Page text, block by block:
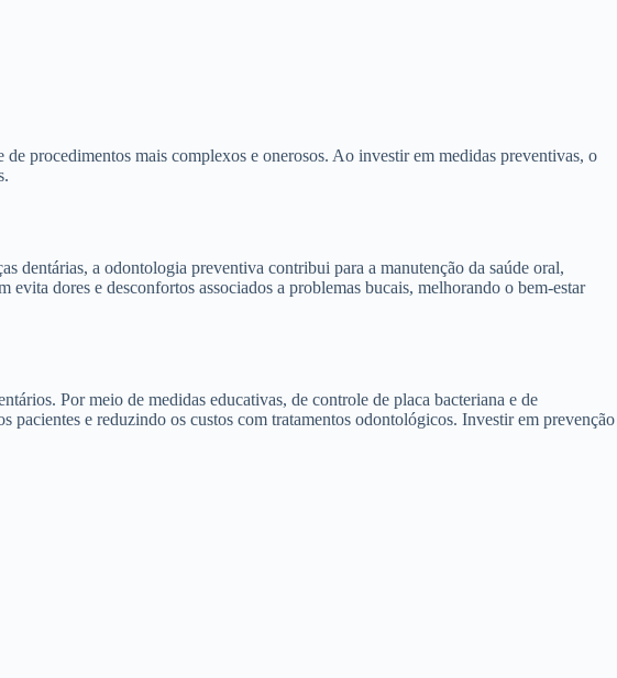
procedimentos mais complexos e onerosos. Ao investir em medidas preventivas, o
dentárias, a odontologia preventiva contribui para a manutenção da saúde oral,
dores e desconfortos associados a problemas bucais, melhorando o bem-estar
Por meio de medidas educativas, de controle de placa bacteriana e de
e reduzindo os custos com tratamentos odontológicos. Investir em prevenção